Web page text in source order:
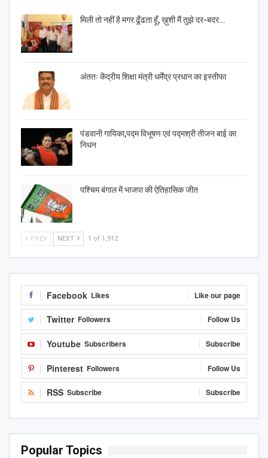
मिली तो नहीं है मगर ढूँढता हूँ, ख़ुशी मैं तुझे दर-बदर…
अंततः केंद्रीय शिक्षा मंत्री धर्मेंद्र प्रधान का इस्तीफा
पंडवानी गायिका,पद्म विभूषण एवं पद्मश्री तीजन बाई का
निधन
पश्चिम बंगाल में भाजपा की ऐतिहासिक जीत
PREV NEXT 1 of 1,912
Facebook Likes Like our page
Twitter Followers Follow Us
Youtube Subscribers Subscribe
Pinterest Followers Follow Us
RSS Subscribe Subscribe
Popular Topics